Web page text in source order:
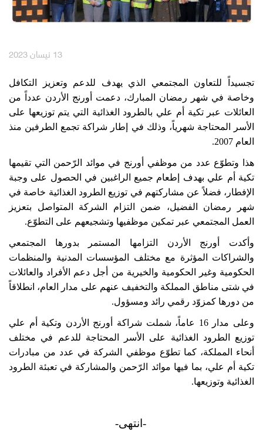
13 نيسان 2023
تجسيداً للتعاون المجتمعي الذي يهدف للدعم وتعزيز التكافل
وخاصة في شهر رمضان المبارك، دعمت أورنج الأردن عدداً من
العائلات عبر تكية أم علي بالطرود الغذائية التي يتم توزيعها على
الأسر المحتاجة شهرياً، وذلك في إطار شراكة تجمع الطرفين منذ
العام 2007.
هذا وتطوّع عدد من موظفي أورنج في موائد الرّحمن التي تقيمها
تكية أم علي بهدف إطعام جميع الراغبين في الحصول على وجبة
الإفطار، فضلاً عن مشاركتهم في توزيع الطرود الغذائية خاصة في
شهر رمضان الفضيل، ضمن التزام الشركة المتواصل بتعزيز
العمل المجتمعي عبر تمكين موظفيها وتشجيعهم على التطوّع.
وأكدت أورنج الأردن التزامها المستمر بدورها المجتمعي
والشراكات المؤثرة مع مختلف المؤسسات المدنية والمنظمات
الحكومية وغير الحكومية والخيرية من أجل دعم الأفراد والعائلات
في شتى مناطق المملكة والتخفيف عنهم على مدار العام، انطلاقاً
من دورها كمزوّد رقمي رائد ومسؤول.
وعلى مدار 16 عاماً، شملت شراكة أورنج الأردن وتكية أم علي
توزيع الطرود الغذائية على الأسر المحتاجة للدعم في مختلف
أنحاء المملكة، كما تطوّع موظفي الشركة في عدد من مبادرات
تكية أم علي، بما فيها موائد الرّحمن والمشاركة في تعبئة الطرود
الغذائية وتوزيعها.
-انتهى-